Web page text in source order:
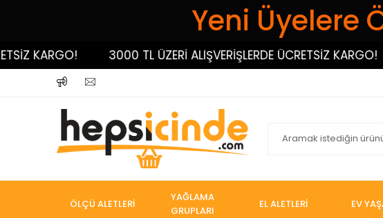
Yeni Üyelere
KARGO! 3000 TL ÜZERİ ALIŞVERİŞLERDE ÜCRETSİZ KARGO!
ÖLÇÜ ALETLERİ
YAĞLAMA
GRUPLARI
EL ALETLERİ EV